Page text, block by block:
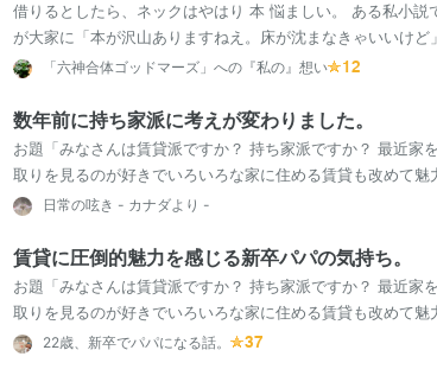
借りるとしたら、ネックはやはり 本 悩ましい。 ある私小説
が大家に「本が沢山ありますねえ。床が沈まなきゃいいけど
売れ筋の小説家などはマンション住まいだが…
「六神合体ゴッドマーズ」への『私の』想い
数年前に持ち家派に考えが変わりました。
お題「みなさんは賃貸派ですか？ 持ち家派ですか？ 最近家
取りを見るのが好きでいろいろな家に住める賃貸も改めて魅
さんはどちらですか？」 初めてお題について書…
日常の呟き - カナダより -
賃貸に圧倒的魅力を感じる新卒パパの気持ち。
お題「みなさんは賃貸派ですか？ 持ち家派ですか？ 最近家
取りを見るのが好きでいろいろな家に住める賃貸も改めて魅
さんはどちらですか？」 今日はお題をいただき…
22歳、新卒でパパになる話。